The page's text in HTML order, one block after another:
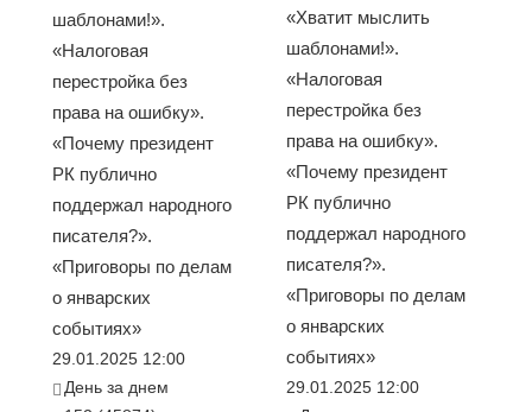
шаблонами!».
«Налоговая
перестройка без
права на ошибку».
«Почему президент
РК публично
поддержал народного
писателя?».
«Приговоры по делам
о январских
событиях»
29.01.2025 12:00
День за днем
«Хватит мыслить
шаблонами!».
«Налоговая
перестройка без
права на ошибку».
«Почему президент
РК публично
поддержал народного
писателя?».
«Приговоры по делам
о январских
событиях»
29.01.2025 12:00